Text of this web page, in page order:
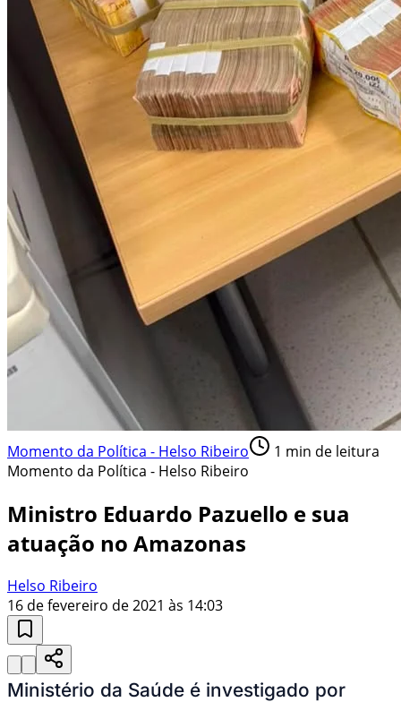
Momento da Política - Helso Ribeiro 1 min de leitura
Momento da Política - Helso Ribeiro
Ministro Eduardo Pazuello e sua
atuação no Amazonas
Helso Ribeiro
16 de fevereiro de 2021 às 14:03
Ministério da Saúde é investigado por